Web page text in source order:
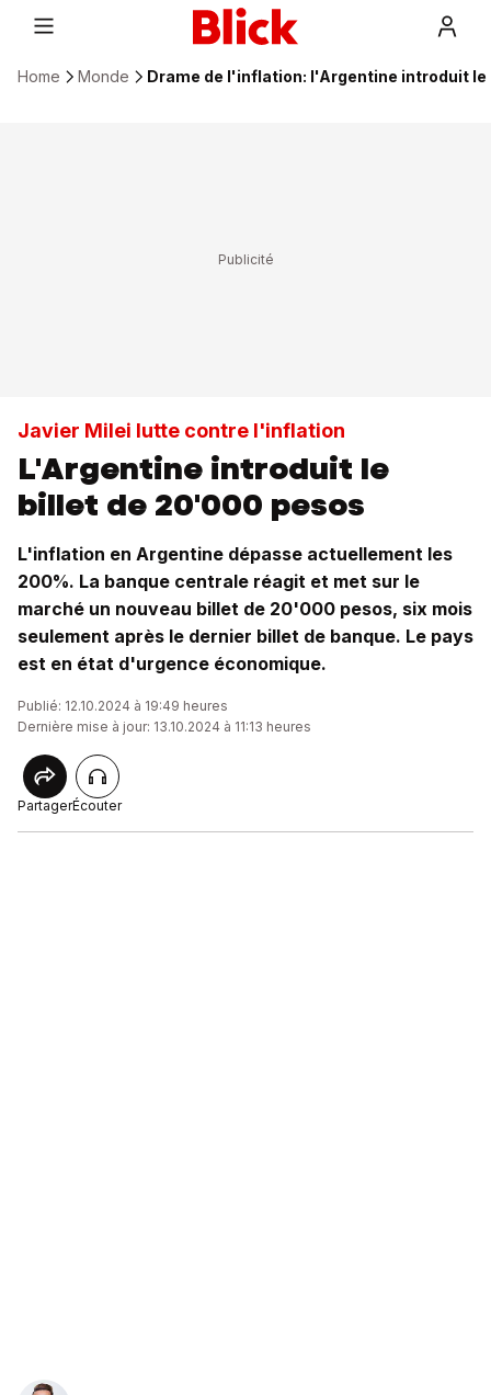
Home Monde Drame de l'inflation: l'Argentine introduit
Javier Milei lutte contre l'inflation
L'Argentine introduit le
billet de 20'000 pesos
L'inflation en Argentine dépasse actuellement les
200%. La banque centrale réagit et met sur le
marché un nouveau billet de 20'000 pesos, six mois
seulement après le dernier billet de banque. Le pays
est en état d'urgence économique.
Publié: 12.10.2024 à 19:49 heures
Dernière mise à jour: 13.10.2024 à 11:13 heures
PartagerÉcouter